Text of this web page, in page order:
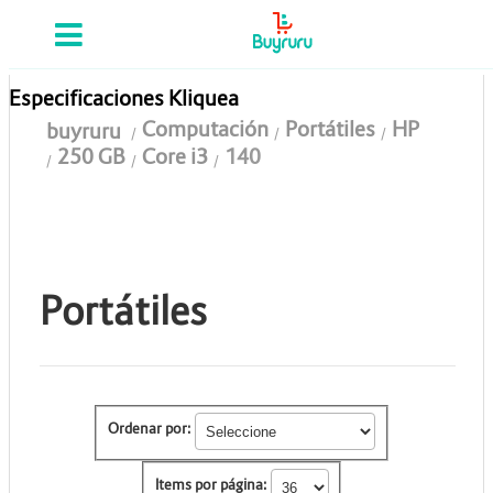
Categorias
Computación
Tablas Digitalizadoras
Accesorios
Conectividad y Redes
Telefonía IP
Especificaciones Kliquea
buyruru Computación Portátiles
HP
250 GB
Core i3 140
Portátiles
Ordenar por:
Items por página: